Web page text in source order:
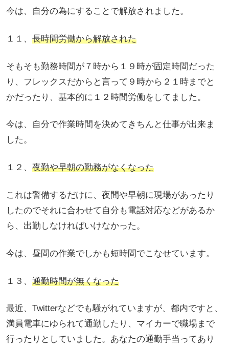
今は、自分の為にすることで解放されました。
１１、 長時間労働から解放された
そもそも勤務時間が７時から１９時が固定時間だった
り、フレックスだからと言って９時から２１時までと
かだったり、基本的に１２時間労働をしてました。
今は、自分で作業時間を決めてきちんと仕事が出来ま
した。
１２、 夜勤や早朝の勤務がなくなった
これは警備するだけに、夜間や早朝に現場があったり
したのでそれに合わせて自分も電話対応などがあるか
ら、出勤しなければいけなかった。
今は、昼間の作業でしかも短時間でこなせています。
１３、 通勤時間が無くなった
最近、Twitterなどでも騒がれていますが、都内ですと、
満員電車にゆられて通勤したり、マイカーで職場まで
行ったりとしていました。あなたの通勤手当ってあり